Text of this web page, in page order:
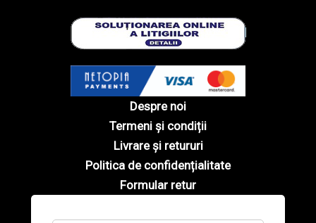
Despre noi
Termeni și condiții
Livrare și retururi
Politica de confidențialitate
Formular retur